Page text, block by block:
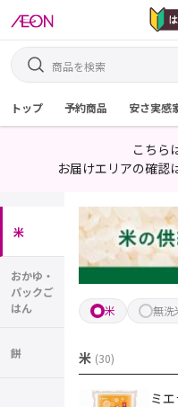
トップ 予約商品 安さ実感
こちら
お届けエリアの確認
米
おかゆ・
パックご
はん
餅
米 無洗
米 (30)
ミ